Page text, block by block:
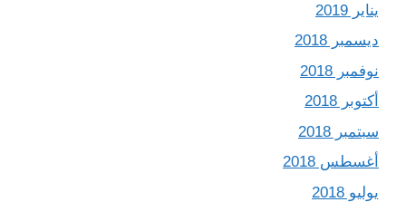
يناير 2019
ديسمبر 2018
نوفمبر 2018
أكتوبر 2018
سبتمبر 2018
أغسطس 2018
يوليو 2018